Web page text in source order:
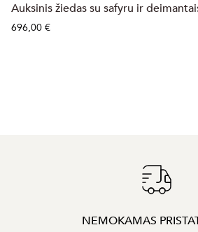
Auksinis žiedas su safyru ir
696,00 €
NEMOKAMAS